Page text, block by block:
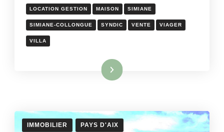
LOCATION GESTION MAISON SIMIANE
SIMIANE-COLLONGUE SYNDIC VENTE VIAGER
VILLA
Lire la suite
IMMOBILIER PAYS D'AIX